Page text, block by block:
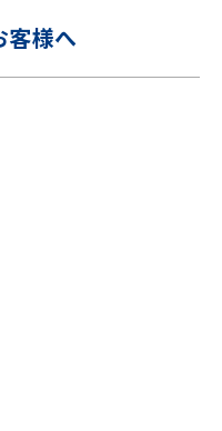
客様へ